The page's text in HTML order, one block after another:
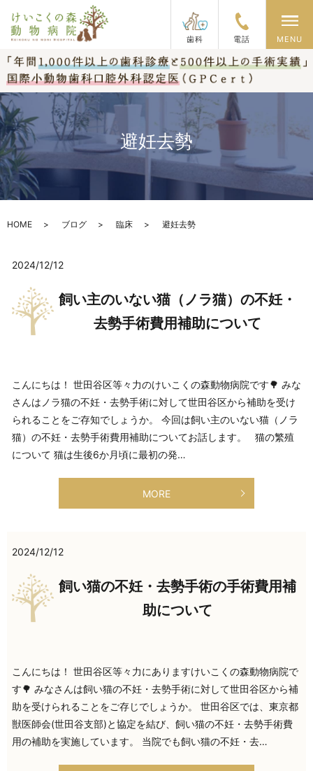
歯科 電話
メ
MENU
避妊去勢
HOME ブログ 臨床 避妊去勢
2024/12/12
飼い主のいない猫（ノラ猫）の不妊・
去勢手術費用補助について
こんにちは！ 世田谷区等々力のけいこくの森動物病院です🌳 みな
さんはノラ猫の不妊・去勢手術に対して世田谷区から補助を受け
られることをご存知でしょうか。 今回は飼い主のいない猫（ノラ
猫）の不妊・去勢手術費用補助についてお話します。 猫の繁殖
について 猫は生後6か月頃に最初の発…
MORE
2024/12/12
飼い猫の不妊・去勢手術の手術費用補
助について
こんにちは！ 世田谷区等々力にありますけいこくの森動物病院で
す🌳 みなさんは飼い猫の不妊・去勢手術に対して世田谷区から補
助を受けられることをご存じでしょうか。 世田谷区では、東京都
獣医師会(世田谷支部)と協定を結び、飼い猫の不妊・去勢手術費
用の補助を実施しています。 当院でも飼い猫の不妊・去…